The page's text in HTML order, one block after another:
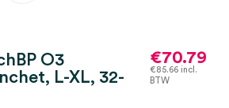
O3
L-XL, 32-
€70.79
€85.66 incl.
BTW